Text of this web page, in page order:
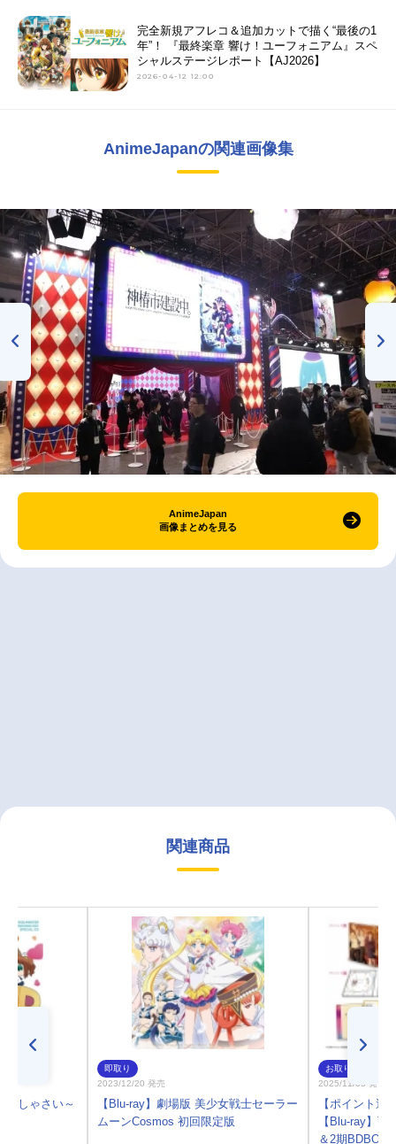
完全新規アフレコ＆追加カットで描く“最後の1
年”！ 『最終楽章 響け！ユーフォニアム』スペ
シャルステージレポート【AJ2026】
2026-04-12 12:00
AnimeJapanの関連画像集
AnimeJapan
画像まとめを見る
関連商品
んしゃさい～
即取り
2023/12/20 発売
【Blu-ray】劇場版 美少女戦士セーラー
ムーンCosmos 初回限定版
お取り寄せ
2025/11/05 発売
【ポイント還
【Blu-ray】
＆2期BDBOX